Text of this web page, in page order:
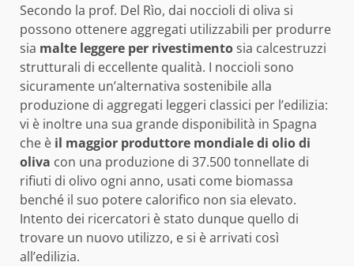
Secondo la prof. Del Rìo, dai noccioli di oliva si
possono ottenere aggregati utilizzabili per produrre
sia malte leggere per rivestimentosia calcestruzzi
strutturali di eccellente qualità. I noccioli sono
sicuramente un’alternativa sostenibile alla
produzione di aggregati leggeri classici per l’edilizia:
vi è inoltre una sua grande disponibilità in Spagna
che è il maggior produttore mondiale di olio di
oliva con una produzione di 37.500 tonnellate di
rifiuti di olivo ogni anno, usati come biomassa
benché il suo potere calorifico non sia elevato.
Intento dei ricercatori è stato dunque quello di
trovare un nuovo utilizzo, e si è arrivati così
all’edilizia.